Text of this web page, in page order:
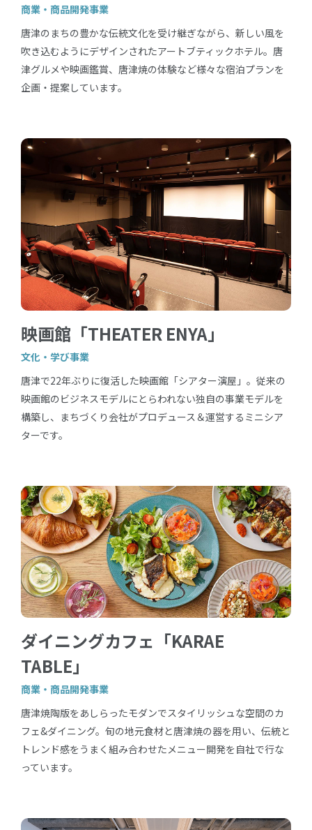
商業・商品開発事業
唐津のまちの豊かな伝統文化を受け継ぎながら、新しい風を
吹き込むようにデザインされたアートブティックホテル。唐
津グルメや映画鑑賞、唐津焼の体験など様々な宿泊プランを
企画・提案しています。
映画館「THEATER ENYA」
文化・学び事業
唐津で22年ぶりに復活した映画館「シアター演屋」。従来の
映画館のビジネスモデルにとらわれない独自の事業モデルを
構築し、まちづくり会社がプロデュース＆運営するミニシア
ターです。
ダイニングカフェ「KARAE
TABLE」
商業・商品開発事業
唐津焼陶版をあしらったモダンでスタイリッシュな空間のカ
フェ&ダイニング。旬の地元食材と唐津焼の器を用い、伝統と
トレンド感をうまく組み合わせたメニュー開発を自社で行な
っています。